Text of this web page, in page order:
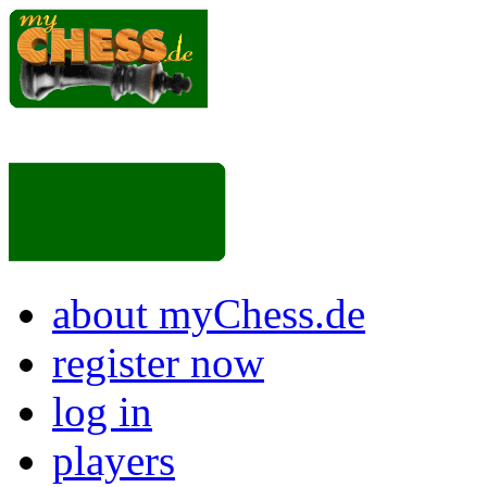
about myChess.de
register now
log in
players